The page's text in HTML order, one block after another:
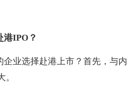
港IPO？
企业选择赴港上市？首先，与内